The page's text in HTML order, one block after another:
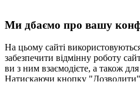
Ми дбаємо про вашу
На цьому сайті
забезпечити відмінну роботу
ви з ним взаємодієте, а також
Натискаючи кнопку